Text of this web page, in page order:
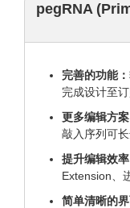
pegRNA
完善的功能：
完成设计至
更多编辑方案
敲入序列可
提升编辑效率
Extension、
简单清晰的界